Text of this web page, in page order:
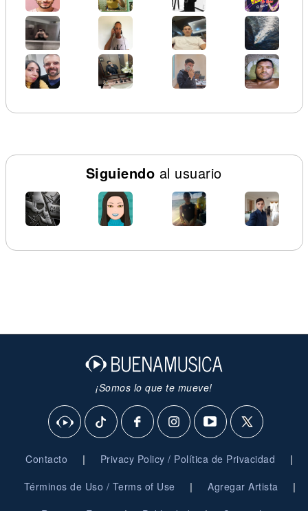
Siguiendo al usuario
¡Somos lo que te mueve!
Contacto | Privacy Policy / Política de Privacidad |
Términos de Uso / Terms of Use | Agregar Artista |